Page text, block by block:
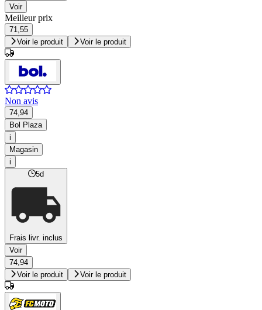
Voir
Meilleur prix
71,55
Voir le produit
Voir le produit
Non avis
74,94
Bol Plaza
i
Magasin
i
5d
Frais livr. inclus
Voir
74,94
Voir le produit
Voir le produit